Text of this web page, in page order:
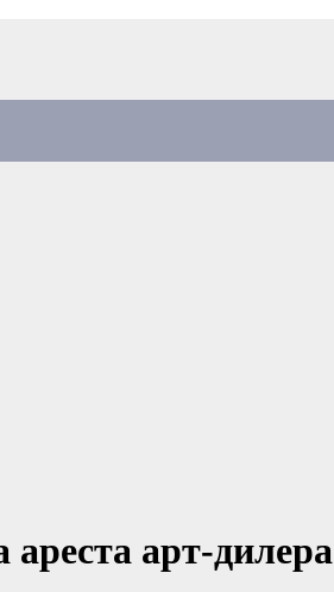
ареста арт-